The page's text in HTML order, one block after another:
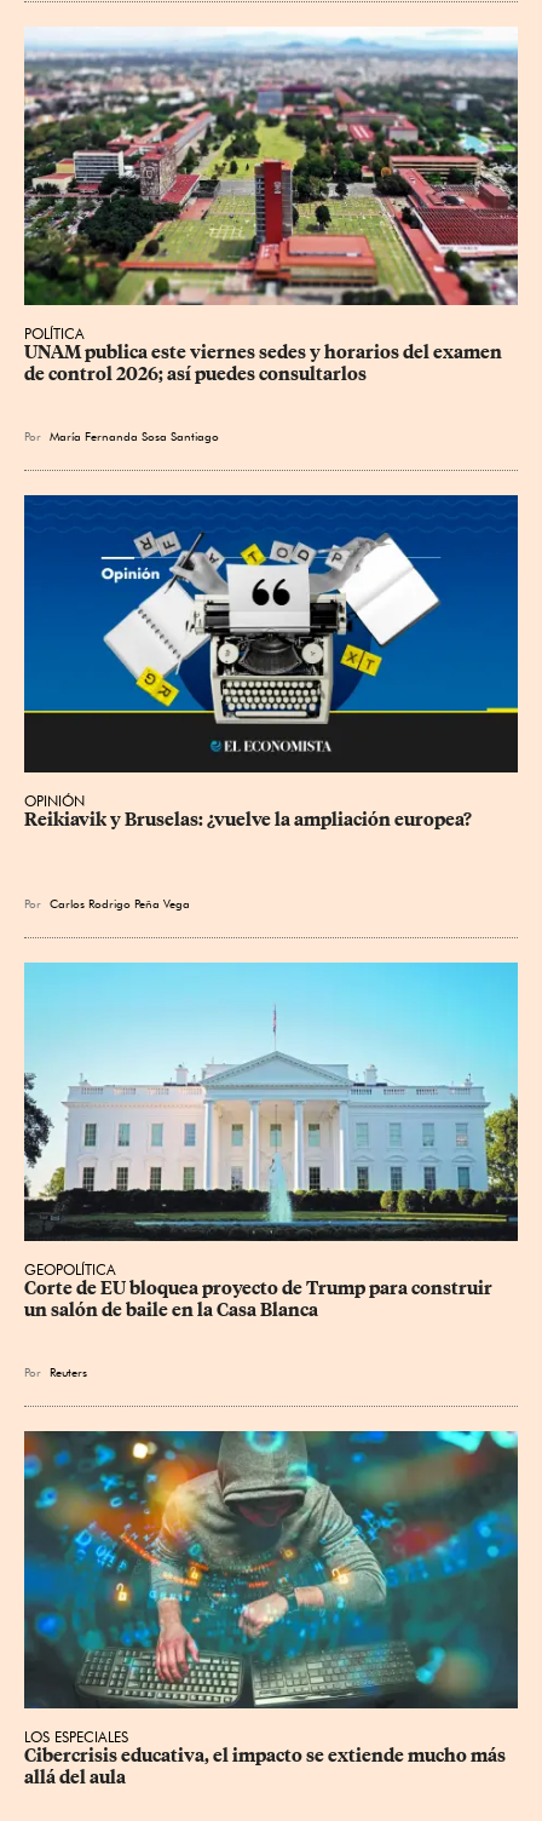
POLÍTICA
UNAM publica este viernes sedes y horarios del examen
de control 2026; así puedes consultarlos
Por María Fernanda Sosa Santiago
OPINIÓN
Reikiavik y Bruselas: ¿vuelve la ampliación europea?
Por Carlos Rodrigo Peña Vega
GEOPOLÍTICA
Corte de EU bloquea proyecto de Trump para construir
un salón de baile en la Casa Blanca
Por Reuters
LOS ESPECIALES
Cibercrisis educativa, el impacto se extiende mucho más
allá del aula